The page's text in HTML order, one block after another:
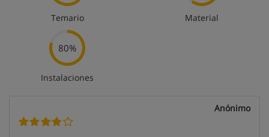
Temario Material
80%
Instalaciones
Anónimo